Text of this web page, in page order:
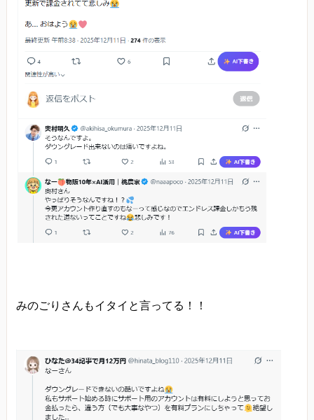
みのごりさんもイタイと言ってる！！